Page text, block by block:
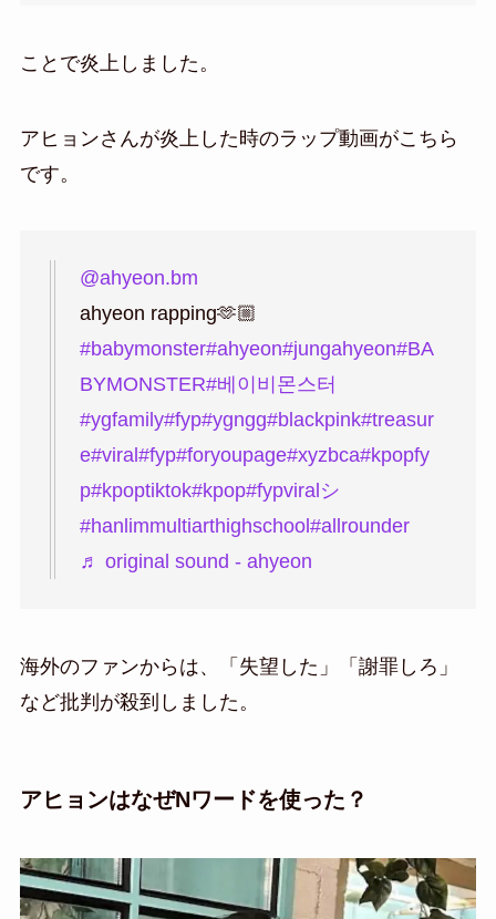
ことで炎上しました。
アヒョンさんが炎上した時のラップ動画がこちら
です。
@ahyeon.bm
ahyeon rapping🫶🏼
#babymonster#ahyeon#jungahyeon#BA
BYMONSTER#베이비몬스터
#ygfamily#fyp#ygngg#blackpink#treasur
e#viral #fyp#foryoupage#xyzbca#kpopfy
p#kpoptiktok#kpop#fypviralシ
#hanlimmultiarthighschool #allrounder
♬ original sound - ahyeon
海外のファンからは、「失望した」「謝罪しろ」
など批判が殺到しました。
アヒョンはなぜNワードを使った？